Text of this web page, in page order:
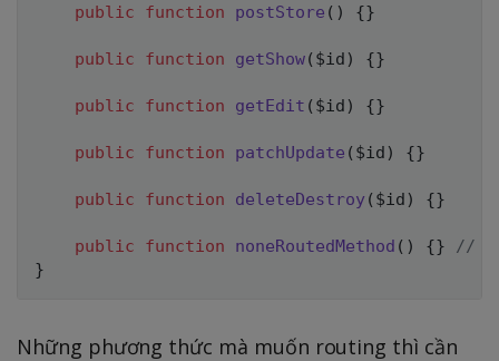
public function postStore ( ) {}
public function getShow( $id ) {}
public function getEdit ( $id ) {}
public function patchUpdate ( $id ) {}
public function deleteDestroy ( $id ) {}
public function noneRoutedMethod ( ) {}
//
}
Những phương thức mà muốn routing thì cần